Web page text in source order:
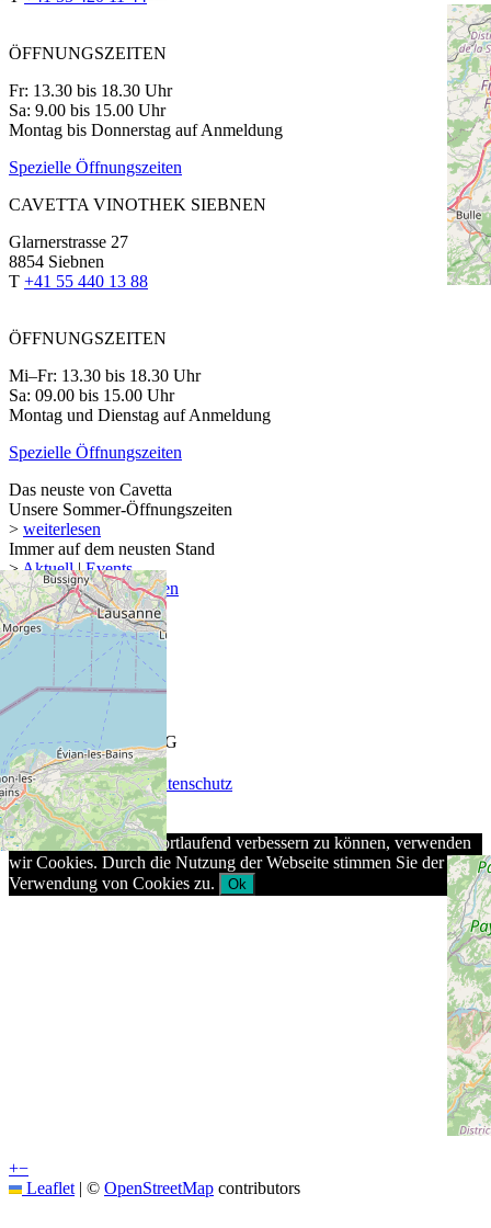
+−
Leaflet | © OpenStreetMap contributors
ÖFFNUNGSZEITEN
Fr: 13.30 bis 18.30 Uhr
Sa: 9.00 bis 15.00 Uhr
Montag bis Donnerstag auf Anmeldung
Spezielle Öffnungszeiten
CAVETTA VINOTHEK SIEBNEN
Glarnerstrasse 27
8854 Siebnen
T +41 55 440 13 88
ÖFFNUNGSZEITEN
Mi–Fr: 13.30 bis 18.30 Uhr
Sa: 09.00 bis 15.00 Uhr
Montag und Dienstag auf Anmeldung
Spezielle Öffnungszeiten
Das neuste von Cavetta
Unsere Sommer-Öffnungszeiten
> weiterlesen
Immer auf dem neusten Stand
>Aktuell|Events
>Newsletter abonnieren
© 2026 Keel-Weine AG
AGB|Impressum|Datenschutz
Um unsere Webseite fortlaufend verbessern zu können, verwenden
wir Cookies. Durch die Nutzung der Webseite stimmen Sie der
Verwendung von Cookies zu.
Ok